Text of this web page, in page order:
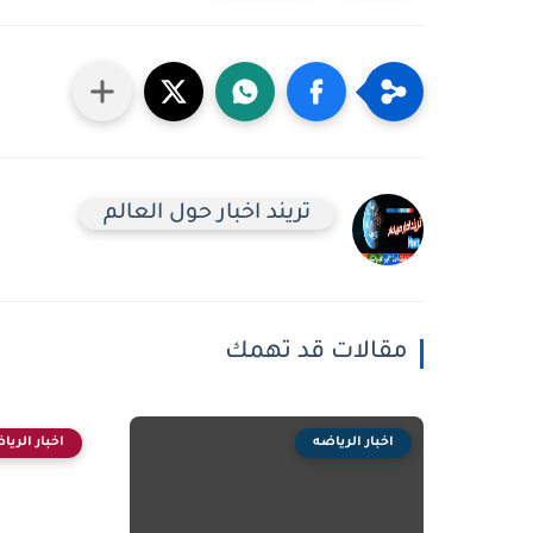
تريند اخبار حول العالم
مقالات قد تهمك
اخبار الرياضه اخبار